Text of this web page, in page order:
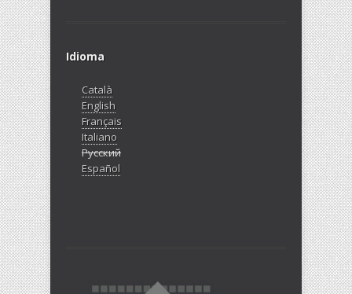
Idioma
Català
English
Français
Italiano
Русский
Español